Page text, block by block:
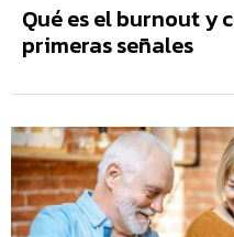
Qué es el burnout y
primeras señales